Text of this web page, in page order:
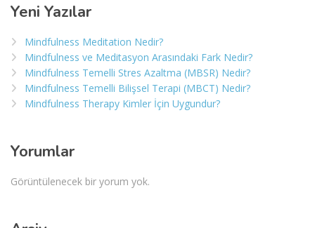
Yeni Yazılar
Mindfulness Meditation Nedir?
Mindfulness ve Meditasyon Arasındaki Fark Nedir?
Mindfulness Temelli Stres Azaltma (MBSR) Nedir?
Mindfulness Temelli Bilişsel Terapi (MBCT) Nedir?
Mindfulness Therapy Kimler İçin Uygundur?
Yorumlar
Görüntülenecek bir yorum yok.